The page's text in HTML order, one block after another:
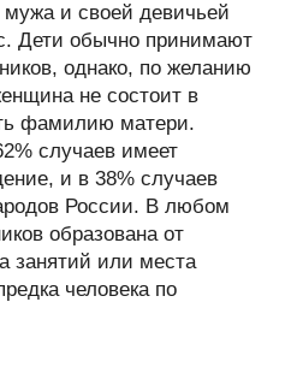
и своей девичьей
Дети обычно принимают
однако, по желанию
не состоит в
фамилию матери.
случаев имеет
и в 38% случаев
России. В любом
образована от
занятий или места
человека по